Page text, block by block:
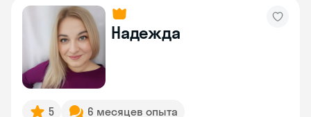
Надежда
5 6 месяцев опыта